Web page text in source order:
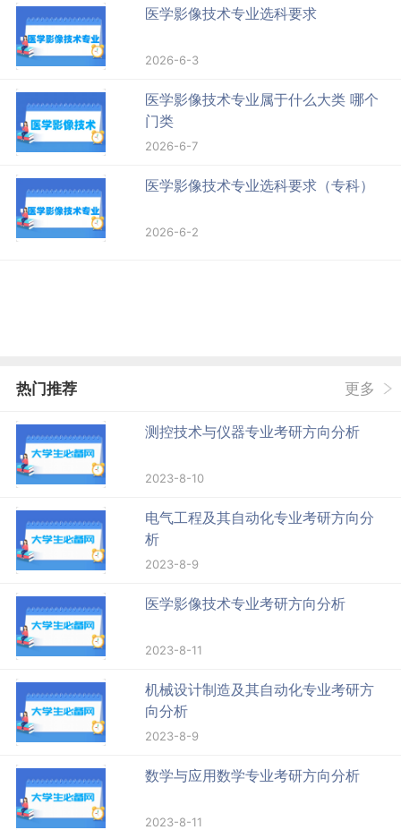
医学影像技术专业选科要求
2026-6-3
医学影像技术专业属于什么大类 哪个
门类
2026-6-7
医学影像技术专业选科要求（专科）
2026-6-2
热门推荐 更多
测控技术与仪器专业考研方向分析
2023-8-10
电气工程及其自动化专业考研方向分
析
2023-8-9
医学影像技术专业考研方向分析
2023-8-11
机械设计制造及其自动化专业考研方
向分析
2023-8-9
数学与应用数学专业考研方向分析
2023-8-11